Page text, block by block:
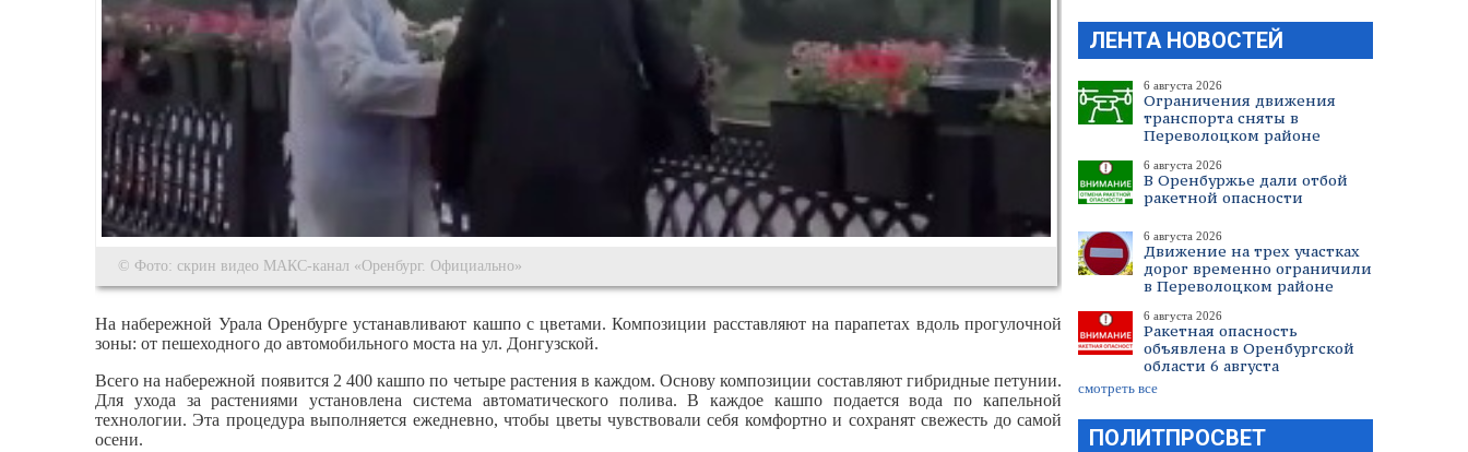
ЛЕНТА НОВОСТЕЙ
6 августа 2026
Ограничения движения
транспорта сняты в
Переволоцком районе
6 августа 2026
В Оренбуржье дали отбой
ракетной опасности
6 августа 2026
Движение на трех участках
дорог временно ограничили
в Переволоцком районе
6 августа 2026
Ракетная опасность
объявлена в Оренбургской
области 6 августа
смотреть все
ПОЛИТПРОСВЕТ
© Фото: скрин видео МАКС-канал «Оренбург. Официально»
На набережной Урала Оренбурге устанавливают кашпо с цветами. Композиции расставляют на парапетах вдоль прогулочной
зоны: от пешеходного до автомобильного моста на ул. Донгузской.
Всего на набережной появится 2 400 кашпо по четыре растения в каждом. Основу композиции составляют гибридные петунии.
Для ухода за растениями установлена система автоматического полива. В каждое кашпо подается вода по капельной
технологии. Эта процедура выполняется ежедневно, чтобы цветы чувствовали себя комфортно и сохранят свежесть до самой
осени.